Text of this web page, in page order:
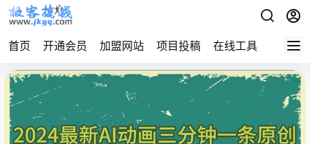
首页 开通会员 加盟网站 项目投稿 在线工具 地址发